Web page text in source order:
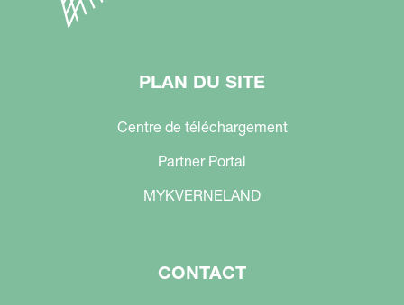
PLAN DU SITE
Centre de téléchargement
Partner Portal
MYKVERNELAND
CONTACT